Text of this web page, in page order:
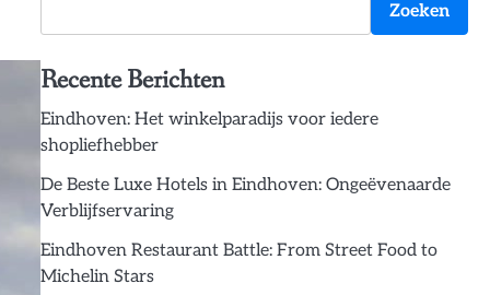
Zoeken
Recente Berichten
Eindhoven: Het winkelparadijs voor iedere
shopliefhebber
De Beste Luxe Hotels in Eindhoven: Ongeëvenaarde
Verblijfservaring
Eindhoven Restaurant Battle: From Street Food to
Michelin Stars